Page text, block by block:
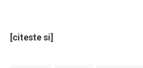
[citeste si]